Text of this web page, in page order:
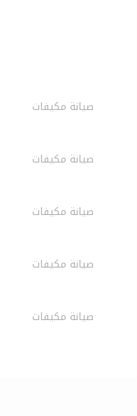
صيانة مكيفات
صيانة مكيفات
صيانة مكيفات
صيانة مكيفات
صيانة مكيفات